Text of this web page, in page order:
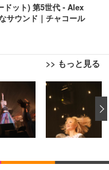
ット) 第5世代 - Alex
サウンド｜チャコール
>> もっと見る
椅子 テレワーク 疲れな
コンパクト 約105度ロッ
転 座面昇降 強化ナイロ
ュ 在宅ワーク H-WY01
／デスクチェア メッシ
ムモニター | FlexScan
・USB Type-C・ホワ
ムモニター | FlexScan
シーツ 薄型 レギュラー 1
300枚
ーツ 厚型 ワイド 42枚